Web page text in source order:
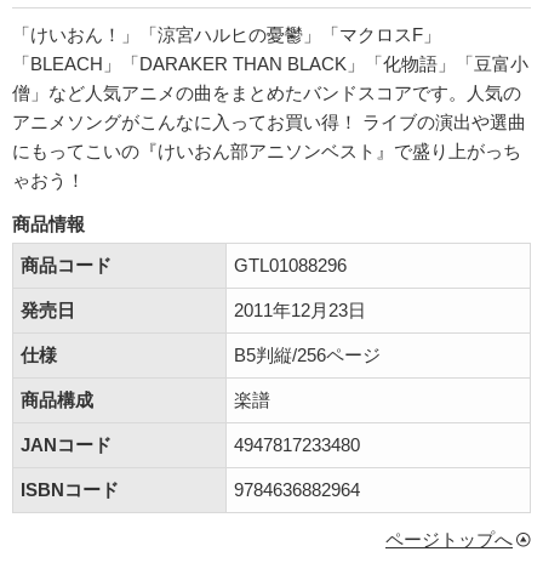
「けいおん！」「涼宮ハルヒの憂鬱」「マクロスF」
「BLEACH」「DARAKER THAN BLACK」「化物語」「豆富小
僧」など人気アニメの曲をまとめたバンドスコアです。人気の
アニメソングがこんなに入ってお買い得！ ライブの演出や選曲
にもってこいの『けいおん部アニソンベスト』で盛り上がっち
ゃおう！
商品情報
商品コード
GTL01088296
発売日 2011年12月23日
仕様 B5判縦/256ページ
商品構成 楽譜
JANコード 4947817233480
ISBNコード 9784636882964
ページトップへ